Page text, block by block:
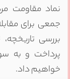
نماد مقاومت
جمعی برای
بررسی
پرداخت و به
خواهیم داد.